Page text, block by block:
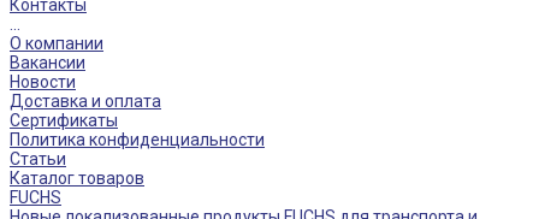
Контакты
О компании
Вакансии
Новости
Доставка и оплата
Сертификаты
Политика конфиденциальности
Статьи
Каталог товаров
FUCHS